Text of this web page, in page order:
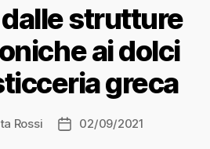
strutture
ai dolci
greca
Rossi
Data02/09/2021